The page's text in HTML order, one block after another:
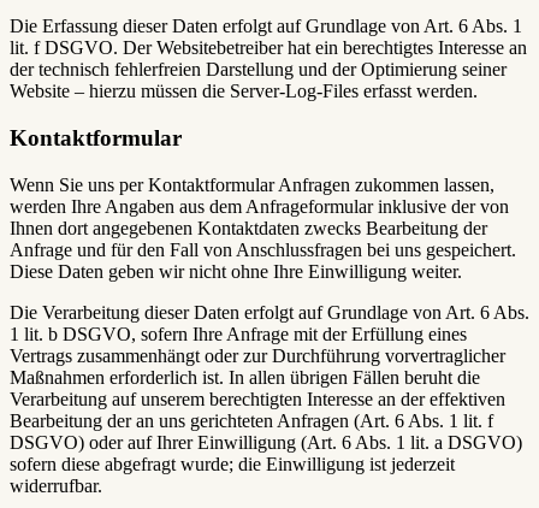
Die Erfassung dieser Daten erfolgt auf Grundlage von Art. 6 Abs. 1
lit. f DSGVO. Der Websitebetreiber hat ein berechtigtes Interesse an
der technisch fehlerfreien Darstellung und der Optimierung seiner
Website – hierzu müssen die Server-Log-Files erfasst werden.
Kontaktformular
Wenn Sie uns per Kontaktformular Anfragen zukommen lassen,
werden Ihre Angaben aus dem Anfrageformular inklusive der von
Ihnen dort angegebenen Kontaktdaten zwecks Bearbeitung der
Anfrage und für den Fall von Anschlussfragen bei uns gespeichert.
Diese Daten geben wir nicht ohne Ihre Einwilligung weiter.
Die Verarbeitung dieser Daten erfolgt auf Grundlage von Art. 6 Abs.
1 lit. b DSGVO, sofern Ihre Anfrage mit der Erfüllung eines
Vertrags zusammenhängt oder zur Durchführung vorvertraglicher
Maßnahmen erforderlich ist. In allen übrigen Fällen beruht die
Verarbeitung auf unserem berechtigten Interesse an der effektiven
Bearbeitung der an uns gerichteten Anfragen (Art. 6 Abs. 1 lit. f
DSGVO) oder auf Ihrer Einwilligung (Art. 6 Abs. 1 lit. a DSGVO)
sofern diese abgefragt wurde; die Einwilligung ist jederzeit
widerrufbar.